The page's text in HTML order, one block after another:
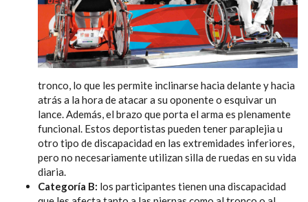
tronco, lo que les permite inclinarse hacia delante y hacia
atrás a la hora de atacar a su oponente o esquivar un
lance. Además, el brazo que porta el arma es plenamente
funcional. Estos deportistas pueden tener paraplejia u
otro tipo de discapacidad en las extremidades inferiores,
pero no necesariamente utilizan silla de ruedas en su vida
diaria.
Categoría B: los participantes tienen una discapacidad